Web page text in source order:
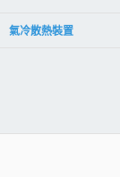
氣冷散熱裝置